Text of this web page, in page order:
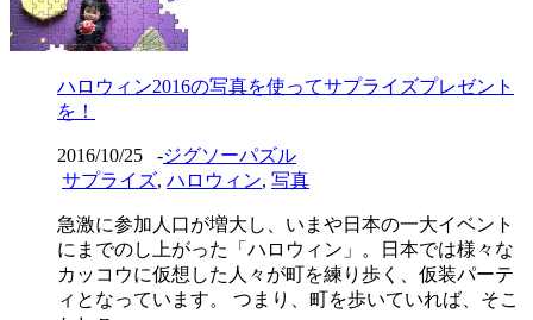
ハロウィン2016の写真を使ってサプライズプレゼント
を！
2016/10/25 -ジグソーパズル
サプライズ, ハロウィン, 写真
急激に参加人口が増大し、いまや日本の一大イベント
にまでのし上がった「ハロウィン」。日本では様々な
カッコウに仮想した人々が町を練り歩く、仮装パーテ
ィとなっています。 つまり、町を歩いていれば、そこ